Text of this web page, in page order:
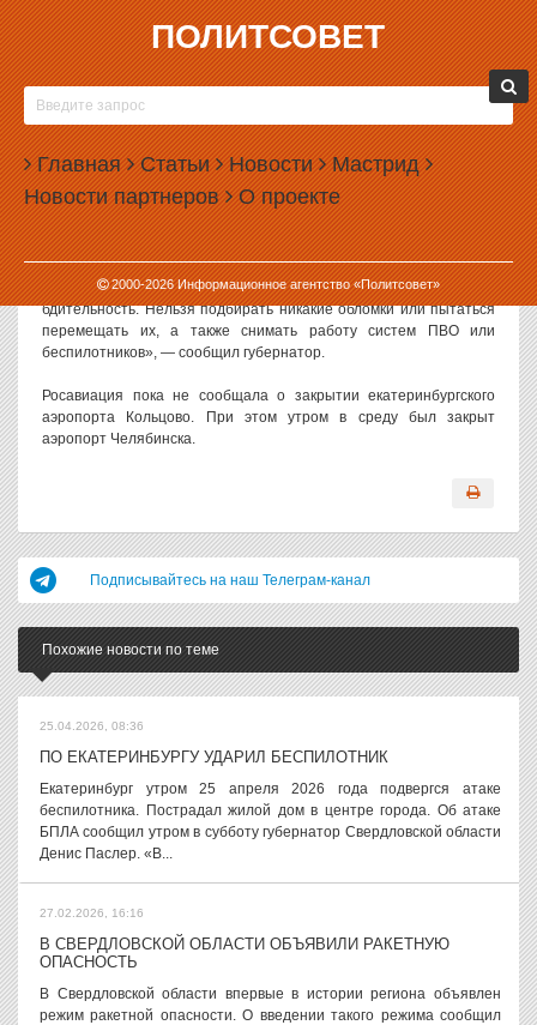
ПОЛИТСОВЕТ
Главная Статьи Новости Мастрид
Новости партнеров О проекте
2000-2026Информационное агентство «Политсовет»
29.04.2026, 08:18
В СВЕРДЛОВСКОЙ ОБЛАСТИ ВВЕЛИ РЕЖИМ
БЕСПИЛОТНОЙ ОПАСНОСТИ
Режим беспилотной опасности объявлен в Свердловской
области утром 29 апреля 2026 года. Об этом сообщил губернатор
Денис Паслер.
«Ответственные службы и ведомства принимают все
необходимые меры. Важно сохранять спокойствие и
бдительность. Нельзя подбирать никакие обломки или пытаться
перемещать их, а также снимать работу систем ПВО или
беспилотников», — сообщил губернатор.
Росавиация пока не сообщала о закрытии екатеринбургского
аэропорта Кольцово. При этом утром в среду был закрыт
аэропорт Челябинска.
Подписывайтесь на наш Телеграм-канал
Похожие новости по теме
25.04.2026, 08:36
ПО ЕКАТЕРИНБУРГУ УДАРИЛ БЕСПИЛОТНИК
Екатеринбург утром 25 апреля 2026 года подвергся атаке
беспилотника. Пострадал жилой дом в центре города. Об атаке
БПЛА сообщил утром в субботу губернатор Свердловской области
Денис Паслер. «В...
27.02.2026, 16:16
В СВЕРДЛОВСКОЙ ОБЛАСТИ ОБЪЯВИЛИ РАКЕТНУЮ
ОПАСНОСТЬ
В Свердловской области впервые в истории региона объявлен
режим ракетной опасности. О введении такого режима сообщил